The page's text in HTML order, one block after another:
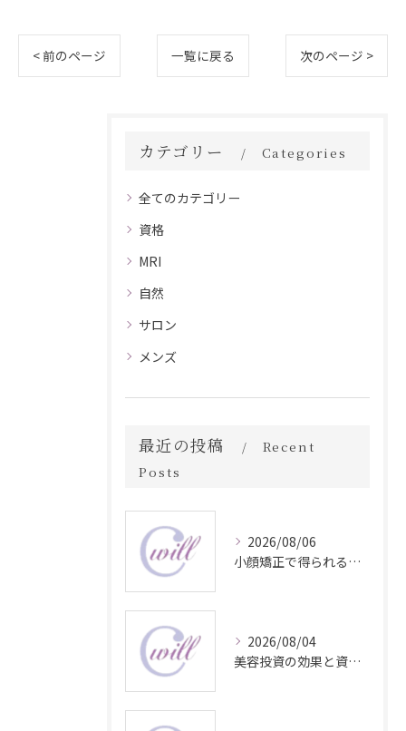
< 前のページ 一覧に戻る 次のページ >
カテゴリー Categories
全てのカテゴリー
資格
MRI
自然
サロン
メンズ
最近の投稿
Recent
Posts
2026/08/06
小顔矯正で得られる顔変化の科学的効果
2026/08/04
美容投資の効果と資産価値の解説